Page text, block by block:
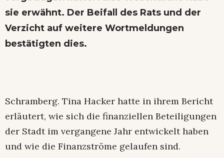
sie erwähnt. Der Beifall des Rats und der
Verzicht auf weitere Wortmeldungen
bestätigten dies.
Schramberg. Tina Hacker hatte in ihrem Bericht
erläutert, wie sich die finanziellen Beteiligungen
der Stadt im vergangene Jahr entwickelt haben
und wie die Finanzströme gelaufen sind.